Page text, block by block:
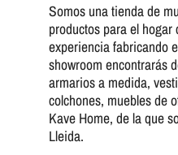
Somos una tienda de
productos para el
experiencia fabricando
showroom encontrarás
armarios a medida,
colchones, muebles de
Kave Home, de la que
Lleida.